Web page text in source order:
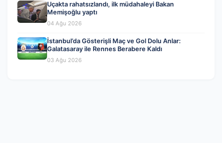
Uçakta rahatsızlandı, ilk müdahaleyi Bakan
Memişoğlu yaptı
04 Ağu 2026
İstanbul’da Gösterişli Maç ve Gol Dolu Anlar:
Galatasaray ile Rennes Berabere Kaldı
03 Ağu 2026